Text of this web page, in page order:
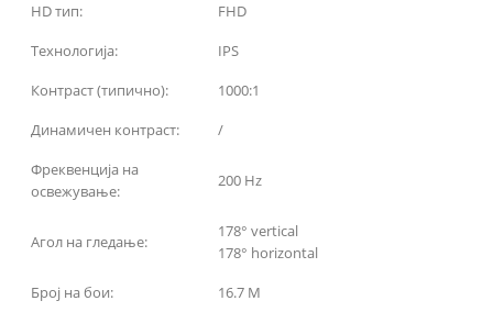
HD тип:
FHD
Технологија:
IPS
Контраст (типично):
1000:1
Динамичен контраст:
/
Фреквенција на
освежување:
200 Hz
Агол на гледање:
178° vertical
178° horizontal
Број на бои:
16.7 M